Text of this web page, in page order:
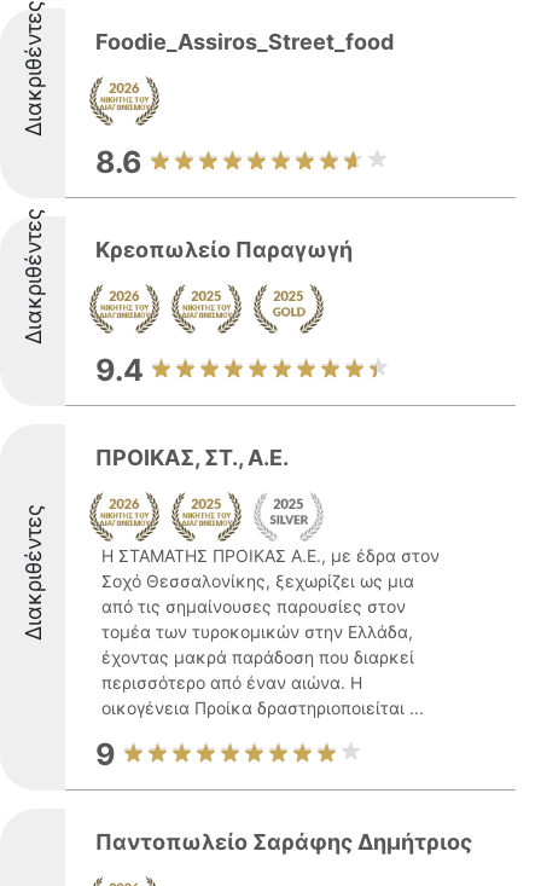
Διακριθέντες Foodie_Assiros_Street_food
8.6
Διακριθέντες Κρεοπωλείο Παραγωγή
9.4
Διακριθέντες
ΠΡΟΙΚΑΣ, ΣΤ., Α.Ε.
Η ΣΤΑΜΑΤΗΣ ΠΡΟΙΚΑΣ Α.Ε., με έδρα στον
Σοχό Θεσσαλονίκης, ξεχωρίζει ως μια
από τις σημαίνουσες παρουσίες στον
τομέα των τυροκομικών στην Ελλάδα,
έχοντας μακρά παράδοση που διαρκεί
περισσότερο από έναν αιώνα. Η
οικογένεια Προίκα δραστηριοποιείται ...
9
Παντοπωλείο Σαράφης Δημήτριος